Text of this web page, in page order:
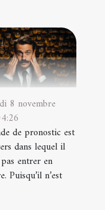
8 novembre
de pronostic est
dans lequel il
entrer en
Puisqu’il n’est